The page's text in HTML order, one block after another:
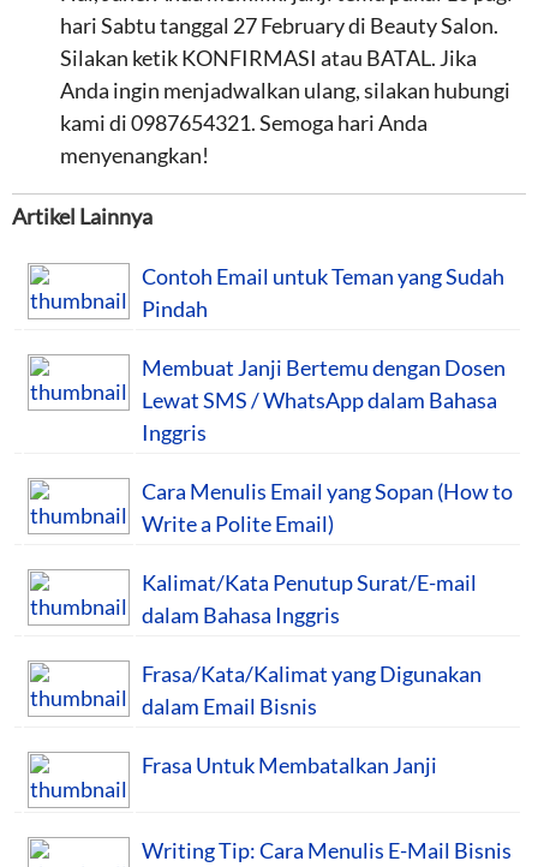
hari Sabtu tanggal 27 February di Beauty Salon.
Silakan ketik KONFIRMASI atau BATAL. Jika
Anda ingin menjadwalkan ulang, silakan hubungi
kami di 0987654321. Semoga hari Anda
menyenangkan!
Artikel Lainnya
Contoh Email untuk Teman yang Sudah
Pindah
Membuat Janji Bertemu dengan Dosen
Lewat SMS / WhatsApp dalam Bahasa
Inggris
Cara Menulis Email yang Sopan (How to
Write a Polite Email)
Kalimat/Kata Penutup Surat/E-mail
dalam Bahasa Inggris
Frasa/Kata/Kalimat yang Digunakan
dalam Email Bisnis
Frasa Untuk Membatalkan Janji
Writing Tip: Cara Menulis E-Mail Bisnis